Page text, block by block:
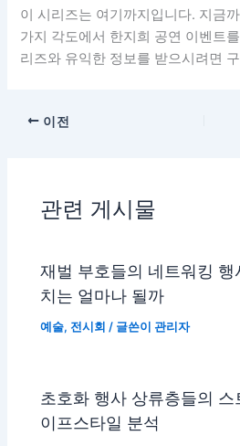
이 시리즈는 여기까지입니다. 지금
가지 각도에서 한지희 공연 이벤트
리즈와 유익한 정보를 받으시려면
이전
관련 게시물
재벌 부호들의 네트워킹
치는 얼마나 될까
예술, 전시회 / 글쓴이관리자
초호화 행사 상류층들의
이프스타일 분석